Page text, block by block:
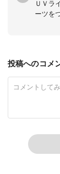
ＵＶラ
ーツを
投稿へのコメ